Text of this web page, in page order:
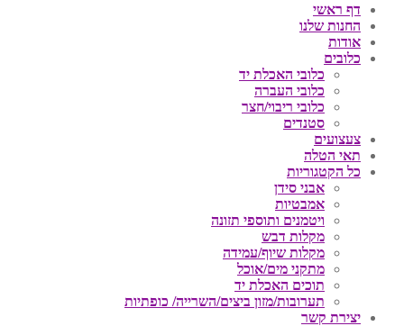
דף ראשי
החנות שלנו
אודות
כלובים
כלובי האכלת יד
כלובי העברה
כלובי ריבוי/חצר
סטנדים
צעצועים
תאי הטלה
כל הקטגוריות
אבני סידן
אמבטיות
ויטמנים ותוספי תזונה
מקלות דבש
מקלות שיוף/עמידה
מתקני מים/אוכל
תוכים האכלת יד
תערובות/מזון ביצים/השרייה/ כופתיות
יצירת קשר